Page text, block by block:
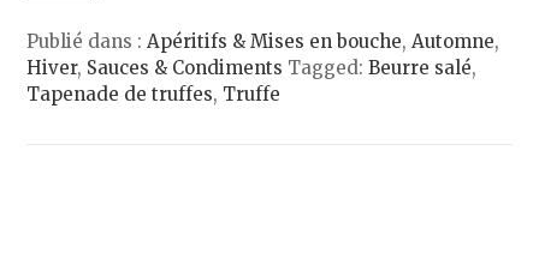
Publié dans :Apéritifs & Mises en bouche,Automne,
Hiver, Sauces & Condiments Tagged:Beurre salé,
Tapenade de truffes, Truffe